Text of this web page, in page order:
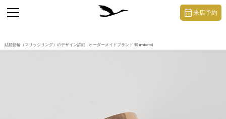
結婚指輪（マリッジリング）のデザイン詳細 | オーダーメイドブランド 鶴 (mikoto)
toggle
navigation
来店予約